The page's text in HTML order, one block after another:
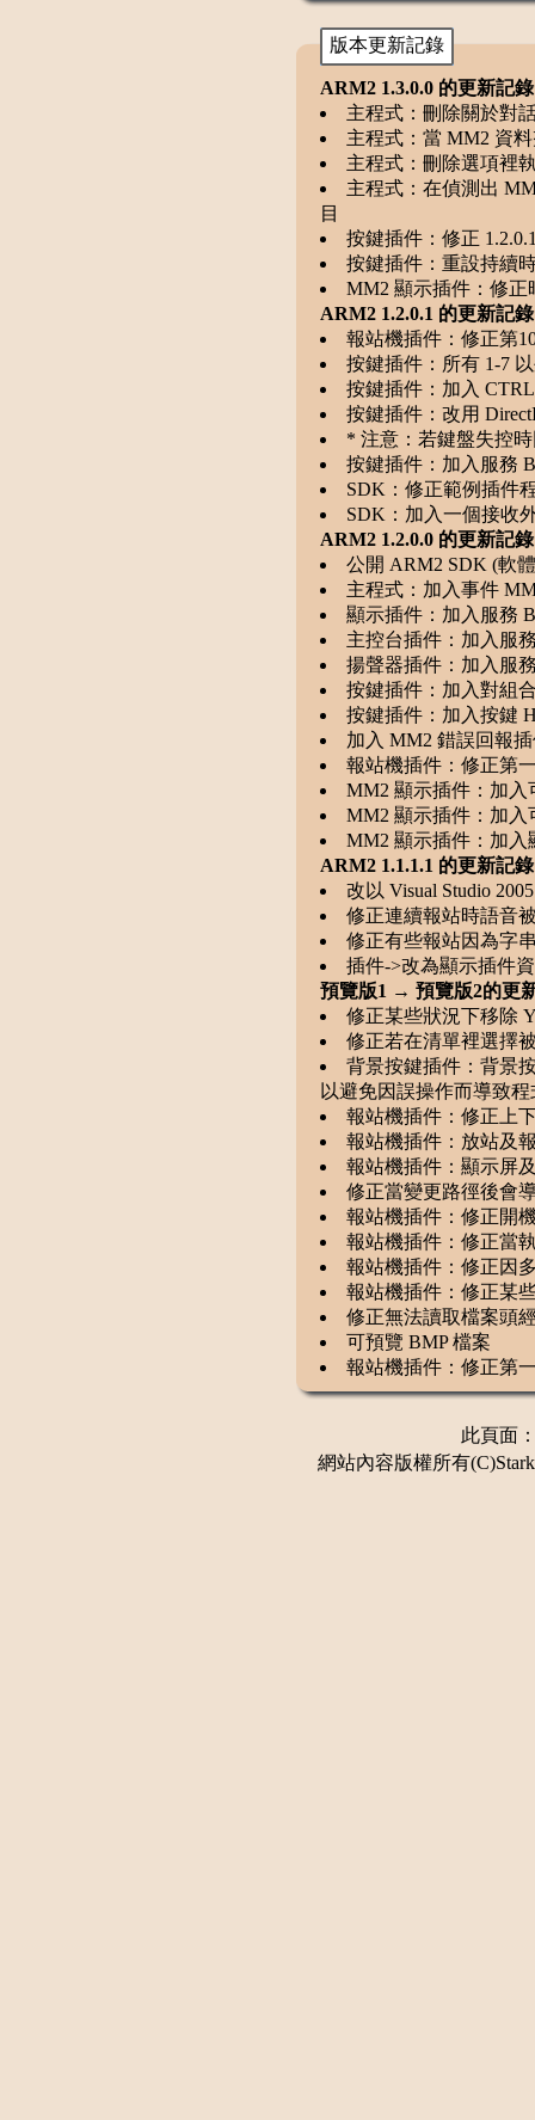
版本更新記錄
ARM2 1.3.0.0 的更新記錄
主程式：刪除關於對
主程式：當 MM2 資
主程式：刪除選項裡
主程式：在偵測出
目
按鍵插件：修正
按鍵插件：重設持續
MM2 顯示插件：修正
ARM2 1.2.0.1 的更新記
報站機插件：修正第
按鍵插件：所有 1-7
按鍵插件：加入
按鍵插件：改用
* 注意：若鍵盤失控
按鍵插件：加入服務
SDK：修正範例插件
SDK：加入一個接收
ARM2 1.2.0.0 的更新記錄
公開 ARM2 SDK (軟
主程式：加入事件
顯示插件：加入服務
主控台插件：加入服
揚聲器插件：加入服
按鍵插件：加入對組
按鍵插件：加入按鍵
加入 MM2 錯誤回報
報站機插件：修正第
MM2 顯示插件：加入
MM2 顯示插件：加入
MM2 顯示插件：加
ARM2 1.1.1.1 的更新記錄
改以 Visual Studio
修正連續報站時語音
修正有些報站因為字
插件->改為顯示插件
預覽版1 → 預覽版2的更
修正某些狀況下移除
修正若在清單裡選擇
背景按鍵插件：背景
以避免因誤操作而導致
報站機插件：修正上
報站機插件：放站及
報站機插件：顯示屏
修正當變更路徑後會
報站機插件：修正開
報站機插件：修正當
報站機插件：修正因
報站機插件：修正某
修正無法讀取檔案頭
可預覽 BMP 檔案
報站機插件：修正第
此頁面
網站內容版權所有